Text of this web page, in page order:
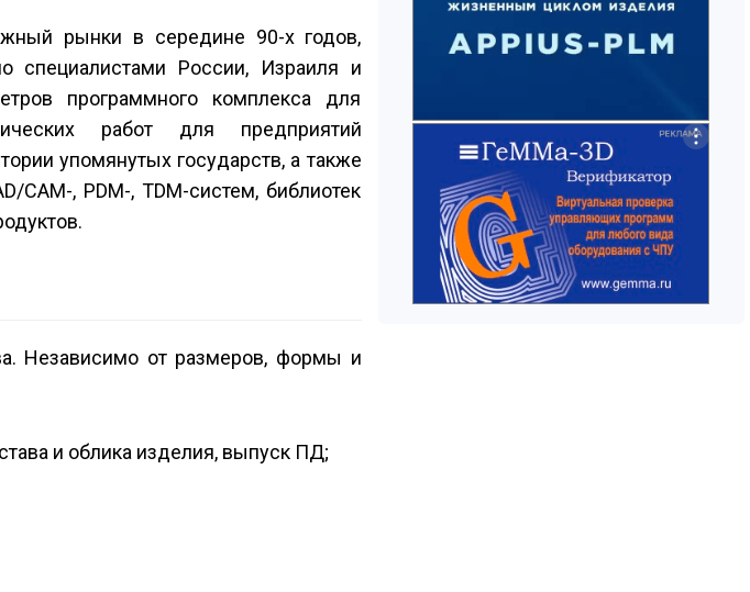
рынки в середине 90-х годов,
специалистами России, Израиля и
программного комплекса для
работ для предприятий
упомянутых государств, а также
, PDM-, TDM-систем, библиотек
Независимо от размеров, формы и
и облика изделия, выпуск ПД;